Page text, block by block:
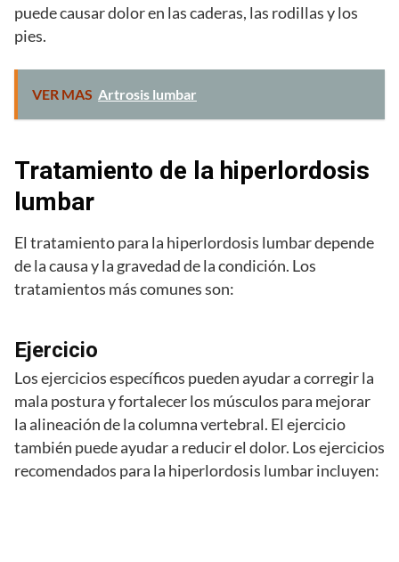
puede causar dolor en las caderas, las rodillas y los
pies.
VER MAS Artrosis lumbar
Tratamiento de la hiperlordosis
lumbar
El tratamiento para la hiperlordosis lumbar depende
de la causa y la gravedad de la condición. Los
tratamientos más comunes son:
Ejercicio
Los ejercicios específicos pueden ayudar a corregir la
mala postura y fortalecer los músculos para mejorar
la alineación de la columna vertebral. El ejercicio
también puede ayudar a reducir el dolor. Los ejercicios
recomendados para la hiperlordosis lumbar incluyen: